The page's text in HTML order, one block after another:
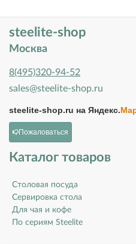
steelite-shop
Москва
8(495)320-94-52
sales@steelite-shop.ru
steelite-shop.ru на Яндекс.
Пожаловаться
Каталог товаров
Столовая посуда
Сервировка стола
Для чая и кофе
По сериям Steelite